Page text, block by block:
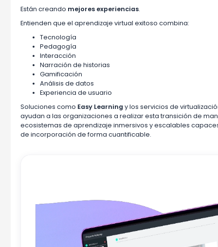
Están creando mejores experiencias.
Entienden que el aprendizaje virtual exitoso combina:
Tecnología
Pedagogía
Interacción
Narración de historias
Gamificación
Análisis de datos
Experiencia de usuario
Soluciones como Easy Learningy los servicios de
ayudan a las organizaciones a realizar esta transición de
ecosistemas de aprendizaje inmersivos y escalables
de incorporación de forma cuantificable.